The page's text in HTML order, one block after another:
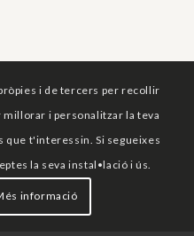
i de tercers per recollir
i personalitzar la teva
t'interessin. Si segueixes
la seva instal•lació i ús.
informació